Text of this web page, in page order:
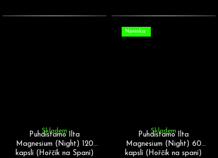
Puhdistamo Ilta
Magnesium (Night) 120
kapslí (Hořčík na Spaní)
Skladem
Novinka
Puhdistamo Ilta
Magnesium (Night) 60
kapslí (Hořčík na spaní)
Skladem